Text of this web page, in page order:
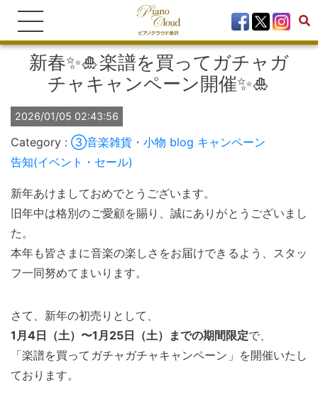
新春✨🎍楽譜を買ってガチャガ
チャキャンペーン開催✨🎍
2026/01/05 02:43:56
③音楽雑貨・小物 blog キャンペーン
告知(イベント・セール)
新年あけましておめでとうございます。
旧年中は格別のご愛顧を賜り、誠にありがとうございまし
た。
本年も皆さまに音楽の楽しさをお届けできるよう、スタッ
フ一同努めてまいります。
さて、新年の初売りとして、
1月4日（土）〜1月25日（土）までの期間限定で、
「楽譜を買ってガチャガチャキャンペーン」を開催いたし
ております。